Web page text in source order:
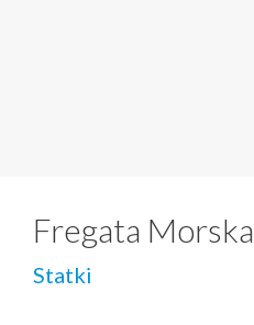
Fregata Morska
Statki